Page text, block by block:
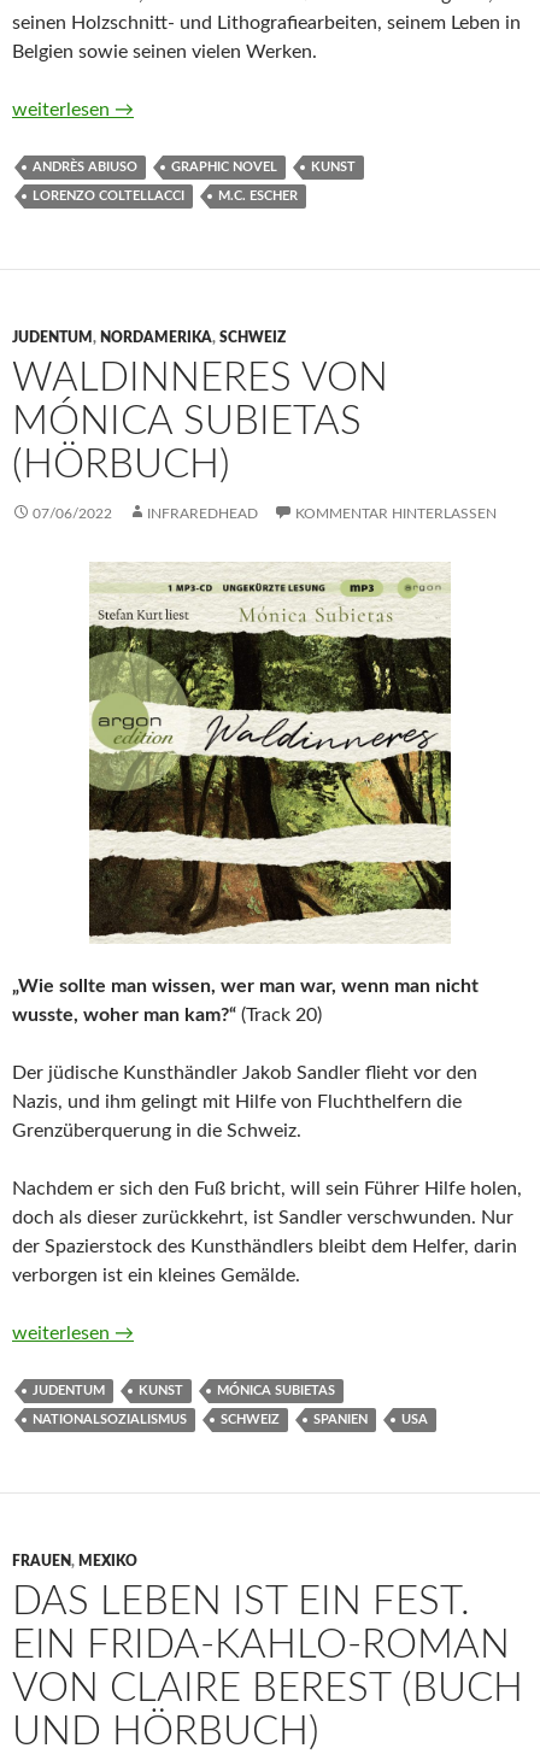
seinen Holzschnitt- und Lithografiearbeiten, seinem Leben in
Belgien sowie seinen vielen Werken.
M. C. Escher. Unmögliche Welten. Graphic Novel von Andrès
weiterlesen →
ANDRÈS ABIUSO GRAPHIC NOVEL KUNST
LORENZO COLTELLACCI M.C. ESCHER
JUDENTUM , NORDAMERIKA, SCHWEIZ
WALDINNERES VON
MÓNICA SUBIETAS
(HÖRBUCH)
07/06/2022 INFRAREDHEAD KOMMENTAR HINTERLASSEN
„Wie sollte man wissen, wer man war, wenn man nicht
wusste, woher man kam?“ (Track 20)
Der jüdische Kunsthändler Jakob Sandler flieht vor den
Nazis, und ihm gelingt mit Hilfe von Fluchthelfern die
Grenzüberquerung in die Schweiz.
Nachdem er sich den Fuß bricht, will sein Führer Hilfe holen,
doch als dieser zurückkehrt, ist Sandler verschwunden. Nur
der Spazierstock des Kunsthändlers bleibt dem Helfer, darin
verborgen ist ein kleines Gemälde.
Waldinneres von Mónica Subietas (Hörbuch)
weiterlesen →
JUDENTUM KUNST MÓNICA SUBIETAS
NATIONALSOZIALISMUS SCHWEIZ SPANIEN USA
FRAUEN, MEXIKO
DAS LEBEN IST EIN FEST.
EIN FRIDA-KAHLO-ROMAN
VON CLAIRE BEREST (BUCH
UND HÖRBUCH)